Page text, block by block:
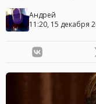
Андрей
11:20, 15 декабря